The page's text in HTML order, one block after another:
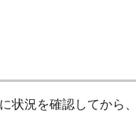
況を確認してから